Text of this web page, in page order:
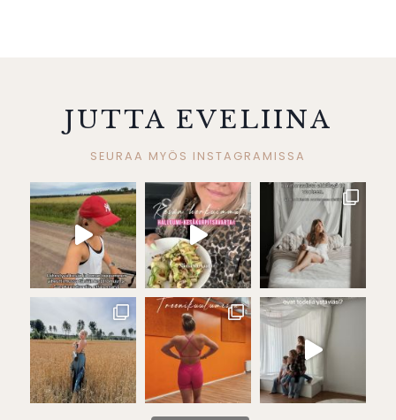
JUTTA EVELIINA
SEURAA MYÖS INSTAGRAMISSA